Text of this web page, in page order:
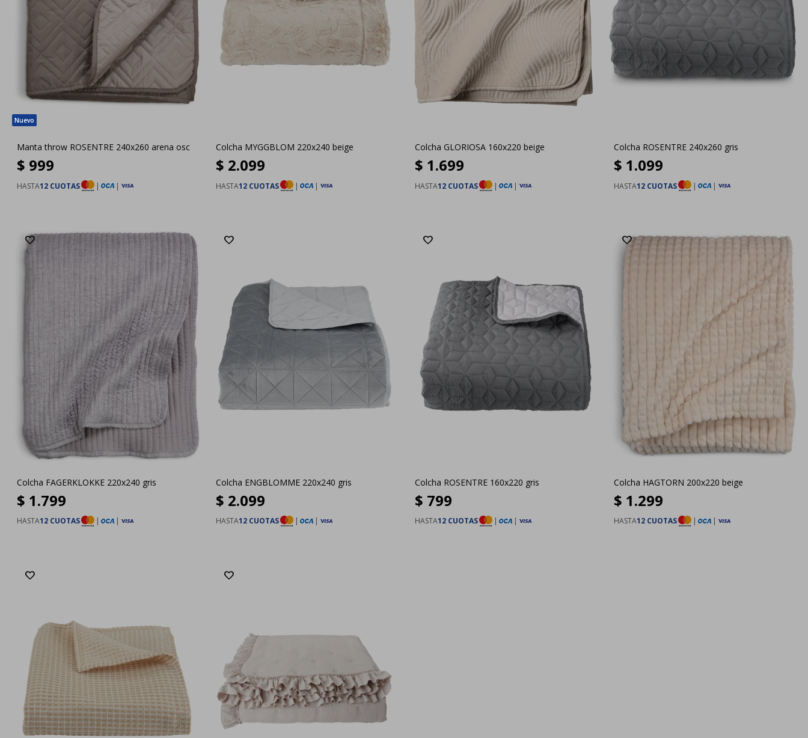
Manta throw ROSENTRE 240x260 arena osc
$ 999
HASTA12 CUOTAS | |
Colcha MYGGBLOM 220x240 beige
$ 2.099
HASTA12 CUOTAS | |
Colcha GLORIOSA 160x220 beige
$ 1.699
HASTA12 CUOTAS | |
Colcha ROSENTRE 240x260 gris
$ 1.099
HASTA12 CUOTAS | |
Colcha FAGERKLOKKE 220x240 gris
$ 1.799
HASTA12 CUOTAS | |
Colcha ENGBLOMME 220x240 gris
$ 2.099
HASTA12 CUOTAS | |
Colcha ROSENTRE 160x220 gris
$ 799
HASTA12 CUOTAS | |
Colcha HAGTORN 200x220 beige
$ 1.299
HASTA12 CUOTAS | |